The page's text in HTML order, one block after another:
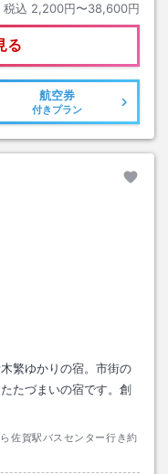
税込 2,200円〜38,600円
る
航空券
付きプラン
繁ゆかりの宿。市街の
たづまいの宿です。創
佐賀駅バスセンター行き約